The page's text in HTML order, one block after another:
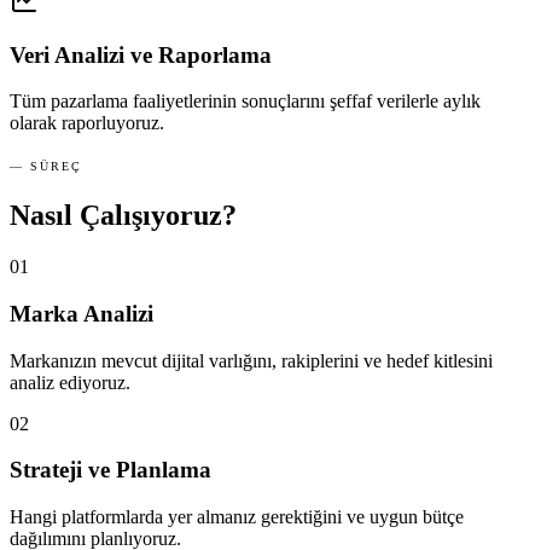
Veri Analizi ve Raporlama
Tüm pazarlama faaliyetlerinin sonuçlarını şeffaf verilerle aylık
olarak raporluyoruz.
— SÜREÇ
Nasıl Çalışıyoruz?
01
Marka Analizi
Markanızın mevcut dijital varlığını, rakiplerini ve hedef kitlesini
analiz ediyoruz.
02
Strateji ve Planlama
Hangi platformlarda yer almanız gerektiğini ve uygun bütçe
dağılımını planlıyoruz.